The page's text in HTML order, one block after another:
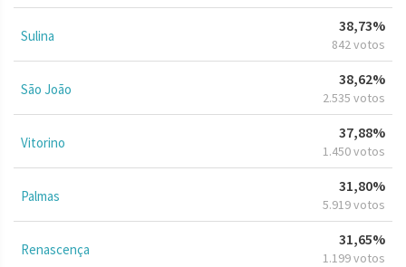
Sulina
38,73%
842 votos
São João
38,62%
2.535 votos
Vitorino
37,88%
1.450 votos
Palmas
31,80%
5.919 votos
Renascença
31,65%
1.199 votos